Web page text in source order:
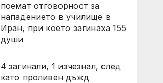
поемат отговорност за
нападението в училище в
Иран, при което загинаха 155
души
4 загинали, 1 изчезнал, след
като проливен дъжд